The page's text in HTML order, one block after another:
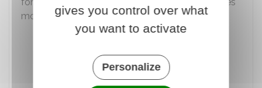
modes d'imposition suivants :
Imposition au système du quotient
Prélèvement au taux de7,5 %
certaines conditions.
gives you control over what
you want to activate
Personalize